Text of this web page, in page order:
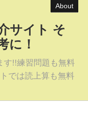
About
サイト そ
に！
す!!練習問題も無料
では読上算も無料